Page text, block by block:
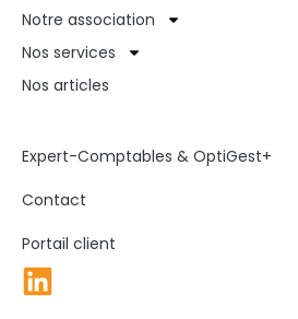
Notre association
Nos services
Nos articles
Expert-Comptables & OptiGest+
Contact
Portail client